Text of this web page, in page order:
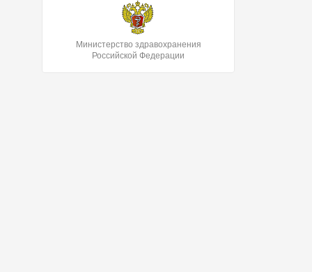
Министерство здравохранения
Российской Федерации